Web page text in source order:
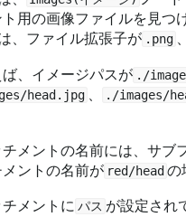
用の画像ファイルを見つ
、ファイル拡張子が .png 、
ば、イメージパスが ./
head.jpg ./images/
チメントの名前には、サブ
メントの名前が red/head の
メントに パス が設定され